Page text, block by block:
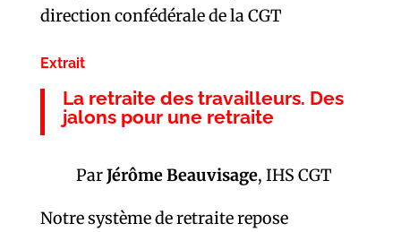
direction confédérale de la CGT
Extrait
La retraite des travailleurs. Des
jalons pour une retraite
ParJérôme Beauvisage, IHS CGT
Notre système de retraite repose